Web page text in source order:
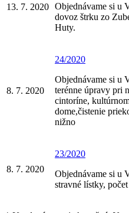
13. 7. 2020 Objednávame si u
dovoz štrku zo
Huty.
8. 7. 2020
24/2020
Objednávame si u
terénne úpravy pri
cintoríne,
dome,čistenie
nižno
8. 7. 2020
23/2020
Objednávame si u
stravné lístky,